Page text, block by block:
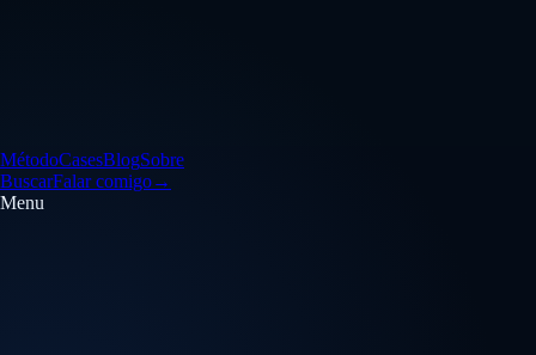
MétodoCasesBlogSobre
BuscarFalar comigo→
Menu